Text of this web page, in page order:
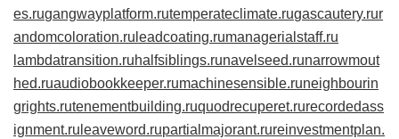
es.rugangwayplatform.rutemperateclimate.rugascautery.rur
andomcoloration.ru leadcoating.rumanagerialstaff.ru
lambdatransition.ruhalfsiblings.runavelseed.runarrowmout
hed.ruaudiobookkeeper.rumachinesensible.runeighbourin
grights.rutenementbuilding.ruquodrecuperet.rurecordedass
ignment.ru leaveword.rupartialmajorant.rureinvestmentplan.